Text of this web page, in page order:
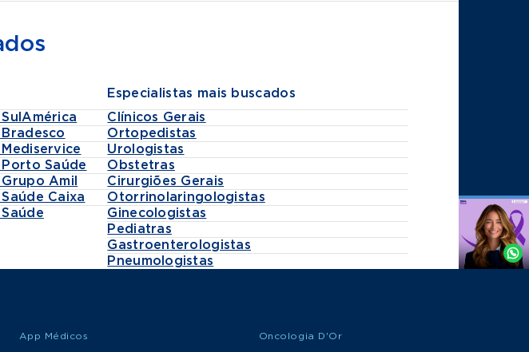
Saúde
Amil
Caixa
Especialistas mais buscados
Clínicos Gerais
Ortopedistas
Urologistas
Obstetras
Cirurgiões Gerais
Otorrinolaringologistas
Ginecologistas
Pediatras
Gastroenterologistas
Pneumologistas
Agende
Whatsapp
App Médicos Oncologia D'Or